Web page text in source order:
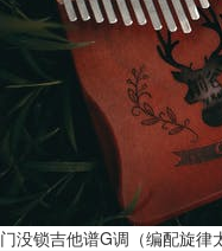
门没锁吉他谱G调（编配旋